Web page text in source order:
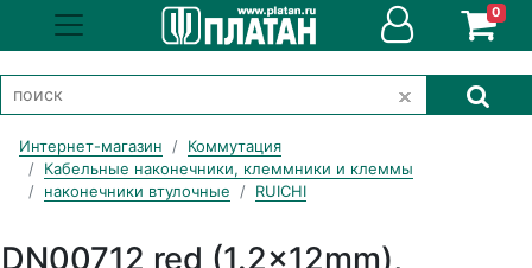
0
Интернет-магазин
Коммутация
Кабельные наконечники, клеммники и клеммы
наконечники втулочные
RUICHI
DN00712 red (1.2x12mm),